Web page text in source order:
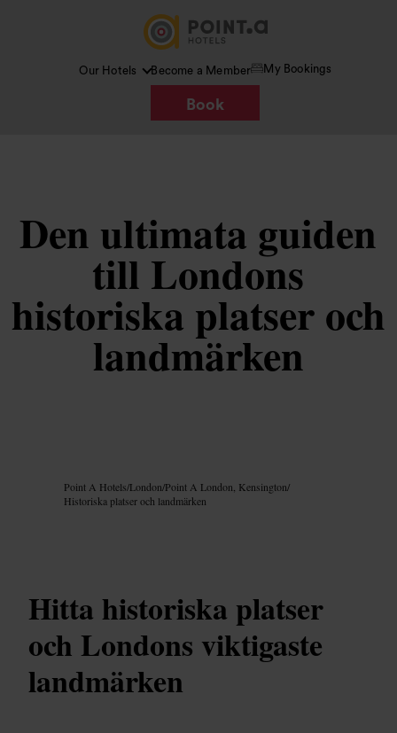
Our Hotels Become a Member My Bookings
Book
Den ultimata guiden
till Londons
historiska platser och
landmärken
Point A Hotels/London/Point A London, Kensington/
Historiska platser och landmärken
Hitta historiska platser
och Londons viktigaste
landmärken